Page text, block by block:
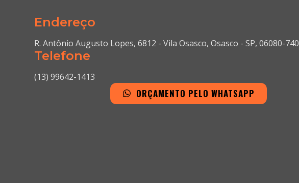
Endereço
R. Antônio Augusto Lopes, 6812 - Vila Osasco, Osasco - SP, 06080-740
Telefone
(13) 99642-1413
ORÇAMENTO PELO WHATSAPP